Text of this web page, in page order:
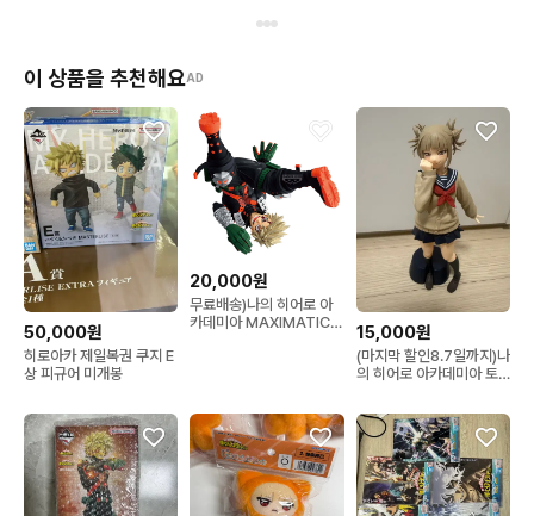
이 상품을 추천해요AD
50,000원
히로아카 제일복권 쿠지 E
상 피규어 미개봉
20,000원
무료배송)나의 히어로 아
카데미아 MAXIMATIC
15,000원
(마지막 할인8.7일까지)나
의 히어로 아카데미아 토